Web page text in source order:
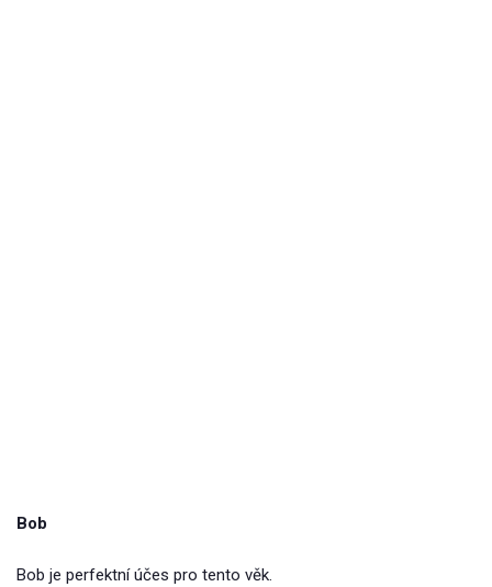
Bob
Bob je perfektní účes pro tento věk.